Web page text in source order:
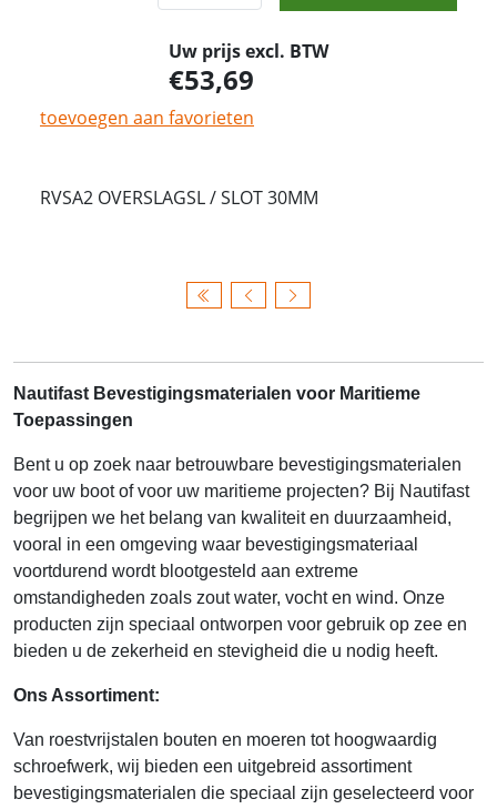
Uw prijs excl. BTW
53,69
toevoegen aan favorieten
RVSA2 OVERSLAGSL / SLOT 30MM
Nautifast Bevestigingsmaterialen voor Maritieme
Toepassingen
Bent u op zoek naar betrouwbare bevestigingsmaterialen
voor uw boot of voor uw maritieme projecten? Bij Nautifast
begrijpen we het belang van kwaliteit en duurzaamheid,
vooral in een omgeving waar bevestigingsmateriaal
voortdurend wordt blootgesteld aan extreme
omstandigheden zoals zout water, vocht en wind. Onze
producten zijn speciaal ontworpen voor gebruik op zee en
bieden u de zekerheid en stevigheid die u nodig heeft.
Ons Assortiment:
Van roestvrijstalen bouten en moeren tot hoogwaardig
schroefwerk, wij bieden een uitgebreid assortiment
bevestigingsmaterialen die speciaal zijn geselecteerd voor